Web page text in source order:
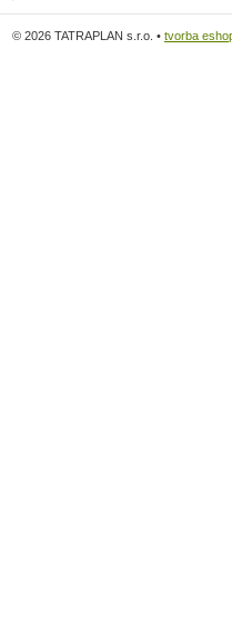
© 2026 TATRAPLAN s.r.o. • tvorba